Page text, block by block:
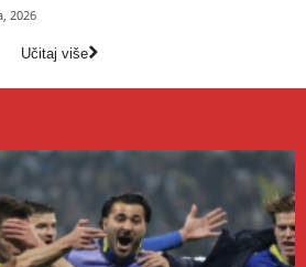
2026
Učitaj više